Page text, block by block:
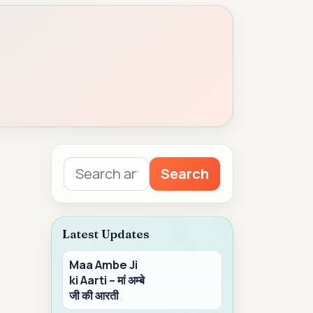
Search
for:
Search
Latest Updates
Maa Ambe Ji
ki Aarti – मां अम्बे
जी की आरती